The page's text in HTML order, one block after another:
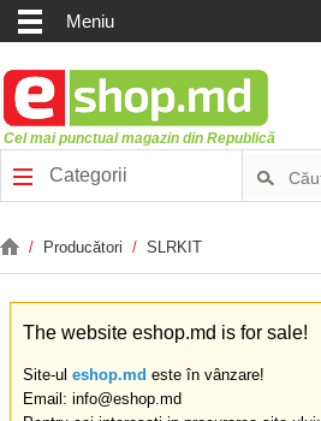
Meniu
Cel mai punctual magazin din Republică
Categorii
/ Producători / SLRKIT
The website eshop.md is for sale!
Site-ul eshop.md este în vânzare!
Email: info@eshop.md